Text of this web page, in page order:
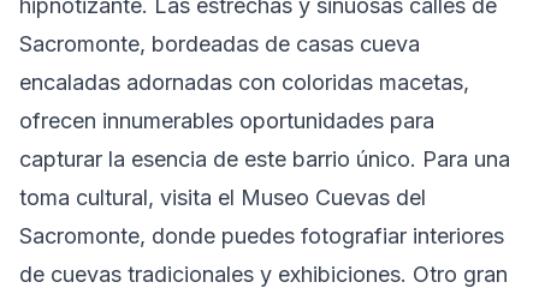
hipnotizante. Las estrechas y sinuosas calles de
Sacromonte, bordeadas de casas cueva
encaladas adornadas con coloridas macetas,
ofrecen innumerables oportunidades para
capturar la esencia de este barrio único. Para una
toma cultural, visita el Museo Cuevas del
Sacromonte, donde puedes fotografiar interiores
de cuevas tradicionales y exhibiciones. Otro gran